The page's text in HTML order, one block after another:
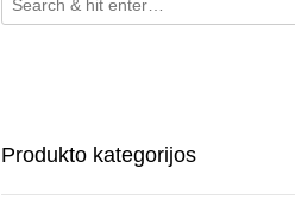
Produkto kategorijos